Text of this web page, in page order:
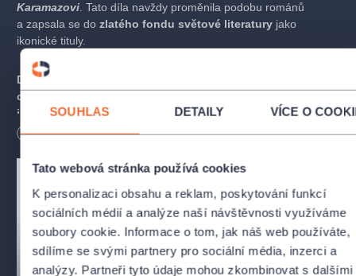
SOUHLAS DETAILY VÍCE O
Tato webová stránka používá cookies
K personalizaci obsahu a reklam, poskytování funkcí
sociálních médií a analýze naší návštěvnosti využíváme
soubory cookie. Informace o tom, jak náš web používáte,
sdílíme se svými partnery pro sociální média, inzerci a
analýzy. Partneři tyto údaje mohou zkombinovat s dalšími
Karamazovi. Tato díla navždy proměnila podobu románů
a zapsala se do zlatého fondu světové literatury jako
ikonické tituly.
Dostojevskij ukázal
charakterů
i nadčasovost jejich osudů
. Sugestivně popsal hraniční
emoce, touhu po lásce a po životě zmítající nitrem lidí, dotkl se
ve kterém kníže Myškin, křehká duše s dětskou nevinností,
Je možné zůstat v dnešním světě skutečně dobrým
člověkem?Dostojevského slavný román je existenciální
výpovědí o střetu idealismu s realitou. Může čistá láska zvítězit
nad vášní a společenskými konvencemi?
Délka 180 minut